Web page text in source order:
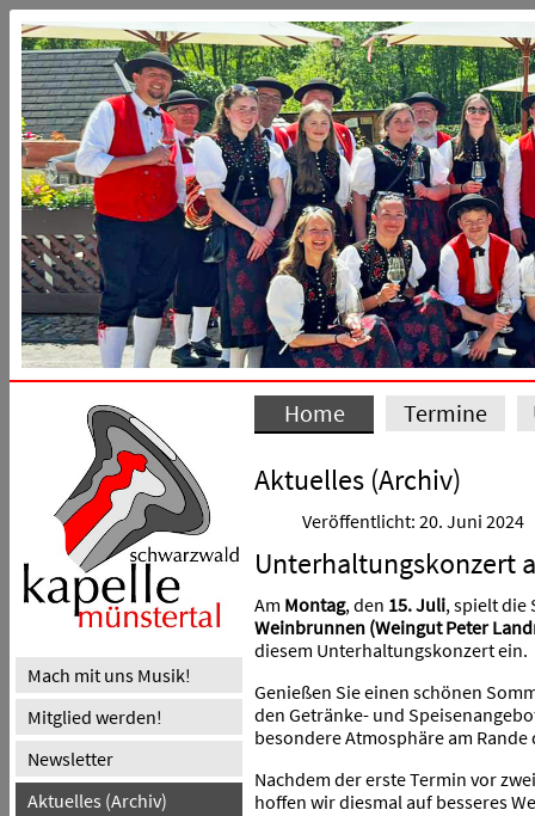
Mach mit uns Musik!
Mitglied werden!
Newsletter
Aktuelles (Archiv)
Home Termine
Aktuelles (Archiv)
Veröffentlicht: 20. Juni 2024
Unterhaltungskonzert
Am Montag, den 15. Juli, spielt die
Weinbrunnen (Weingut Peter
diesem Unterhaltungskonzert ein.
Genießen Sie einen schönen
den Getränke- und
besondere Atmosphäre am
Nachdem der erste Termin vor
hoffen wir diesmal auf besseres